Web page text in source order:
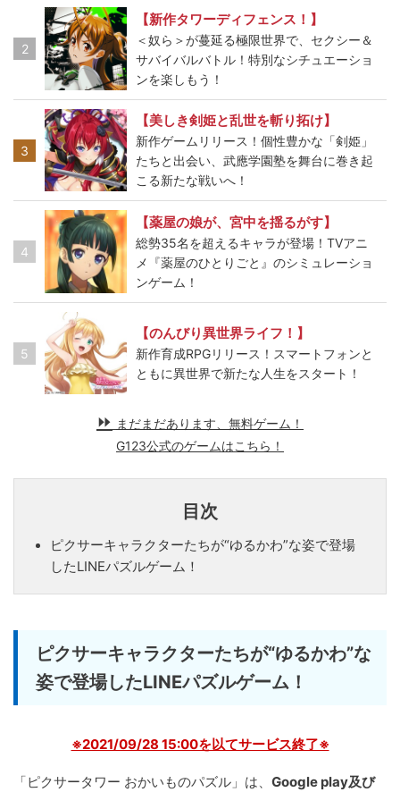
2
【新作タワーディフェンス！】
＜奴ら＞が蔓延る極限世界で、セクシー＆
サバイバルバトル！特別なシチュエーショ
ンを楽しもう！
3
【美しき剣姫と乱世を斬り拓け】
新作ゲームリリース！個性豊かな「剣姫」
たちと出会い、武應学園塾を舞台に巻き起
こる新たな戦いへ！
4
【薬屋の娘が、宮中を揺るがす】
総勢35名を超えるキャラが登場！TVアニ
メ『薬屋のひとりごと』のシミュレーショ
ンゲーム！
5
【のんびり異世界ライフ！】
新作育成RPGリリース！スマートフォンと
ともに異世界で新たな人生をスタート！
まだまだあります、無料ゲーム！
G123公式のゲームはこちら！
目次
ピクサーキャラクターたちが“ゆるかわ”な姿で登場
したLINEパズルゲーム！
ピクサーキャラクターたちが“ゆるかわ”な
姿で登場したLINEパズルゲーム！
※2021/09/28 15:00を以てサービス終了※
「ピクサータワー おかいものパズル」は、 Google play及び